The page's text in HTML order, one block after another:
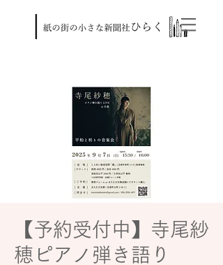
【予約受付中】寺尾紗
穂ピアノ弾き語り